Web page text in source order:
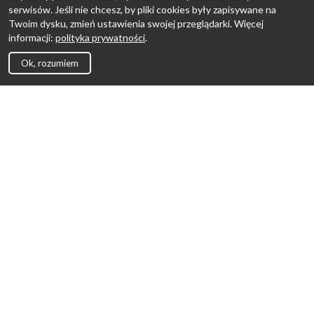
serwisów. Jeśli nie chcesz, by pliki cookies były zapisywane na
Twoim dysku, zmień ustawienia swojej przeglądarki. Więcej
informacji: polityka prywatności.
Ok, rozumiem